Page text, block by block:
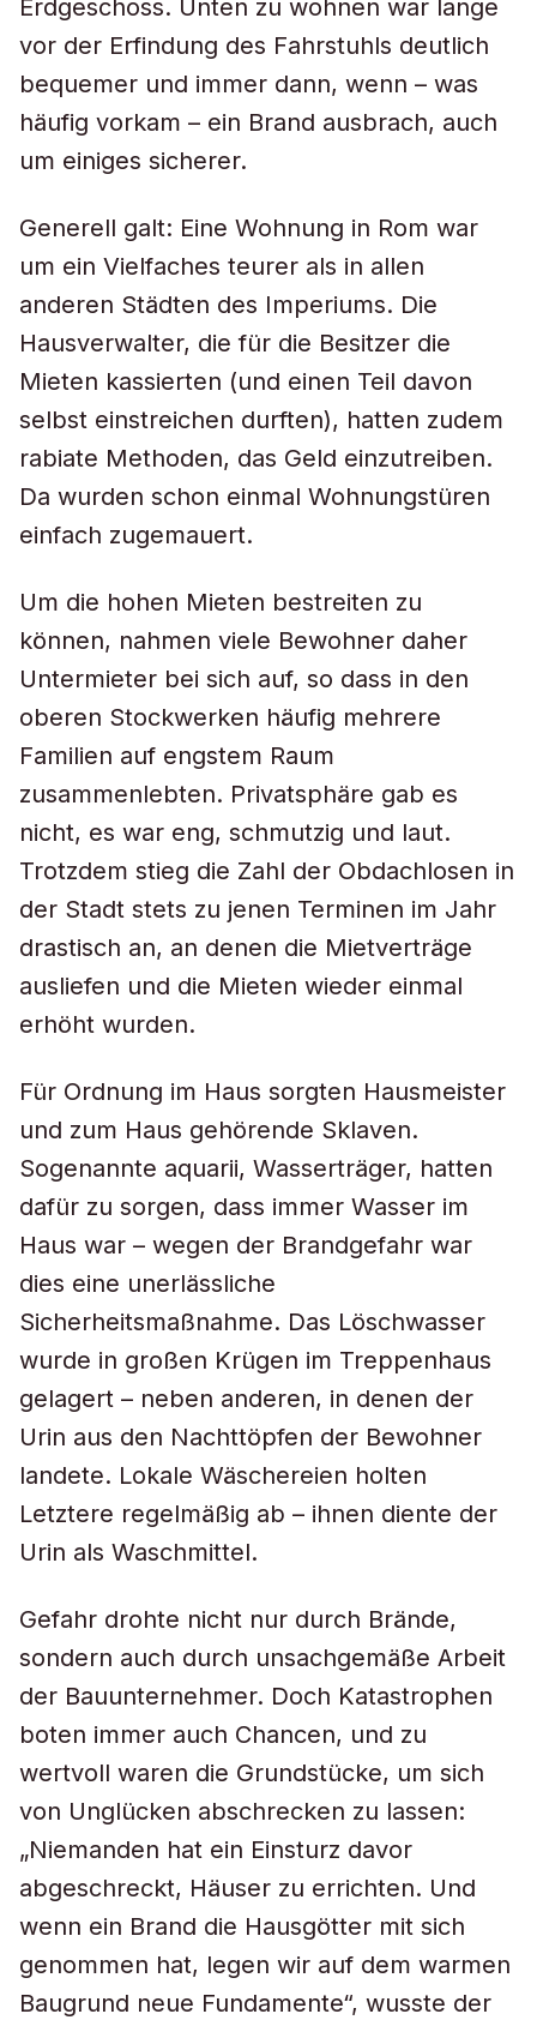
Erdgeschoss. Unten zu wohnen war lange
vor der Erfindung des Fahrstuhls deutlich
bequemer und immer dann, wenn – was
häufig vorkam – ein Brand ausbrach, auch
um einiges sicherer.
Generell galt: Eine Wohnung in Rom war
um ein Vielfaches teurer als in allen
anderen Städten des Imperiums. Die
Hausverwalter, die für die Besitzer die
Mieten kassierten (und einen Teil davon
selbst einstreichen durften), hatten zudem
rabiate Methoden, das Geld einzutreiben.
Da wurden schon einmal Wohnungstüren
einfach zugemauert.
Um die hohen Mieten bestreiten zu
können, nahmen viele Bewohner daher
Untermieter bei sich auf, so dass in den
oberen Stockwerken häufig mehrere
Familien auf engstem Raum
zusammenlebten. Privatsphäre gab es
nicht, es war eng, schmutzig und laut.
Trotzdem stieg die Zahl der Obdachlosen in
der Stadt stets zu jenen Terminen im Jahr
drastisch an, an denen die Mietverträge
ausliefen und die Mieten wieder einmal
erhöht wurden.
Für Ordnung im Haus sorgten Hausmeister
und zum Haus gehörende Sklaven.
Sogenannte aquarii, Wasserträger, hatten
dafür zu sorgen, dass immer Wasser im
Haus war – wegen der Brandgefahr war
dies eine unerlässliche
Sicherheitsmaßnahme. Das Löschwasser
wurde in großen Krügen im Treppenhaus
gelagert – neben anderen, in denen der
Urin aus den Nachttöpfen der Bewohner
landete. Lokale Wäschereien holten
Letztere regelmäßig ab – ihnen diente der
Urin als Waschmittel.
Gefahr drohte nicht nur durch Brände,
sondern auch durch unsachgemäße Arbeit
der Bauunternehmer. Doch Katastrophen
boten immer auch Chancen, und zu
wertvoll waren die Grundstücke, um sich
von Unglücken abschrecken zu lassen:
„Niemanden hat ein Einsturz davor
abgeschreckt, Häuser zu errichten. Und
wenn ein Brand die Hausgötter mit sich
genommen hat, legen wir auf dem warmen
Baugrund neue Fundamente“, wusste der